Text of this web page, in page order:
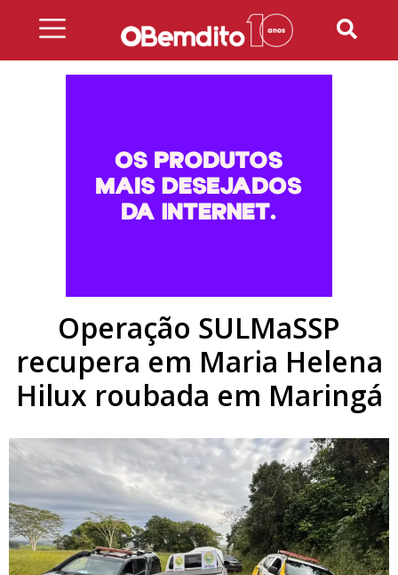
Operação SULMaSSP
recupera em Maria Helena
Hilux roubada em Maringá